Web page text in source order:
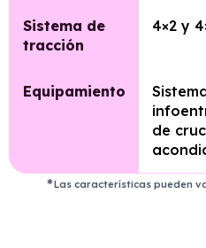
Sistema de
tracción
4×2 y
Equipamiento
de
Las características pueden